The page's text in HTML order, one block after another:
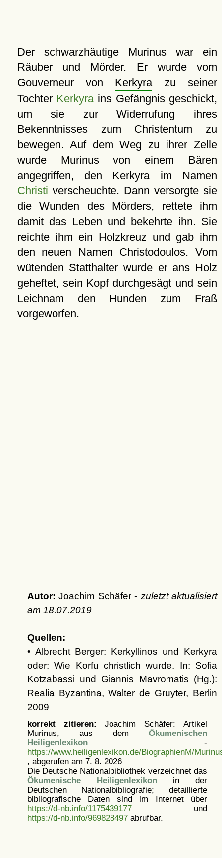
Der schwarzhäutige Murinus war ein
Räuber und Mörder. Er wurde vom
Gouverneur von Kerkyrazu seiner
Tochter Kerkyrains Gefängnis geschickt,
um sie zur Widerrufung ihres
Bekenntnisses zum Christentum zu
bewegen. Auf dem Weg zu ihrer Zelle
wurde Murinus von einem Bären
angegriffen, den Kerkyra im Namen
Christi verscheuchte. Dann versorgte sie
die Wunden des Mörders, rettete ihm
damit das Leben und bekehrte ihn. Sie
reichte ihm ein Holzkreuz und gab ihm
den neuen Namen Christodoulos. Vom
wütenden Statthalter wurde er ans Holz
geheftet, sein Kopf durchgesägt und sein
Leichnam den Hunden zum Fraß
vorgeworfen.
Autor: Joachim Schäfer - zuletzt aktualisiert
am 18.07.2019
Quellen:
• Albrecht Berger: Kerkyllinos und Kerkyra
oder: Wie Korfu christlich wurde. In: Sofia
Kotzabassi und Giannis Mavromatis (Hg.):
Realia Byzantina, Walter de Gruyter, Berlin
2009
korrekt zitieren: Joachim Schäfer: Artikel
Murinus, aus dem Ökumenischen
Heiligenlexikon-
https://www.heiligenlexikon.de/BiographienM/
, abgerufen am 7. 8. 2026
Die Deutsche Nationalbibliothek verzeichnet das
Ökumenische Heiligenlexikonin der
Deutschen Nationalbibliografie; detaillierte
bibliografische Daten sind im Internet über
https://d-nb.info/1175439177und
https://d-nb.info/969828497abrufbar.